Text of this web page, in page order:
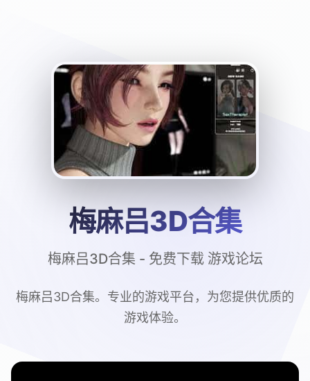
梅麻吕3D合集
梅麻吕3D合集 - 免费下载 游戏论坛
梅麻吕3D合集。专业的游戏平台，为您提供优质的
游戏体验。